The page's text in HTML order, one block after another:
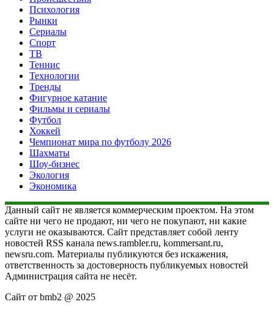
Психология
Рынки
Сериалы
Спорт
ТВ
Теннис
Технологии
Тренды
Фигурное катание
Фильмы и сериалы
Футбол
Хоккей
Чемпионат мира по футболу 2026
Шахматы
Шоу-бизнес
Экология
Экономика
Данный сайт не является коммерческим проектом. На этом
сайте ни чего не продают, ни чего не покупают, ни какие
услуги не оказываются. Сайт представляет собой ленту
новостей RSS канала news.rambler.ru, kommersant.ru,
newsru.com. Материалы публикуются без искажения,
ответственность за достоверность публикуемых новостей
Администрация сайта не несёт.
Сайт от bmb2 @ 2025